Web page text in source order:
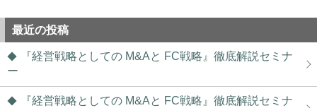
最近の投稿
『経営戦略としての M&Aと FC戦略』徹底解説セミナ
ー
『経営戦略としての M&Aと FC戦略』徹底解説セミナ